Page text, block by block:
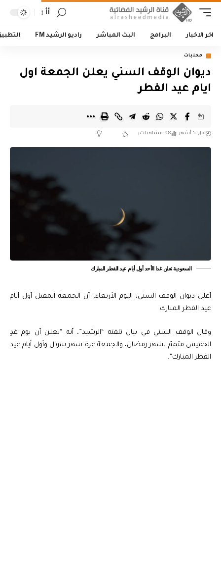
أأ
اخر الاخبار البرامج البث المباشر راديو الرشيد FM
محليات
ديوان الوقف السني يعلن الجمعة اول
ايام عيد الفطر
قبل 5 أشهر 98 مشاهدات
السعودية تعلن غدا الأحد أول أيام عيد الفطر المبارك
أعلن ديوان الوقف السني، اليوم الأربعاء، أن الجمعة المقبل أول أيام
عيد الفطر المبارك.
وقال الوقف السني في بيان تلقته “الرشيد”، أنه “يعلن أن يوم غدٍ
الخميس متممٌ لشهر رمضان، والجمعة غرة شهر شوال وأول أيام عيد
الفطر المبارك”.